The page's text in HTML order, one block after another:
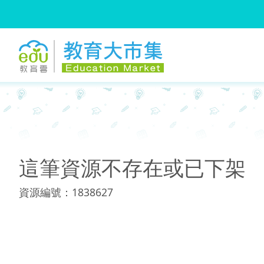
:::
這筆資源不存在或已下架
資源編號：1838627